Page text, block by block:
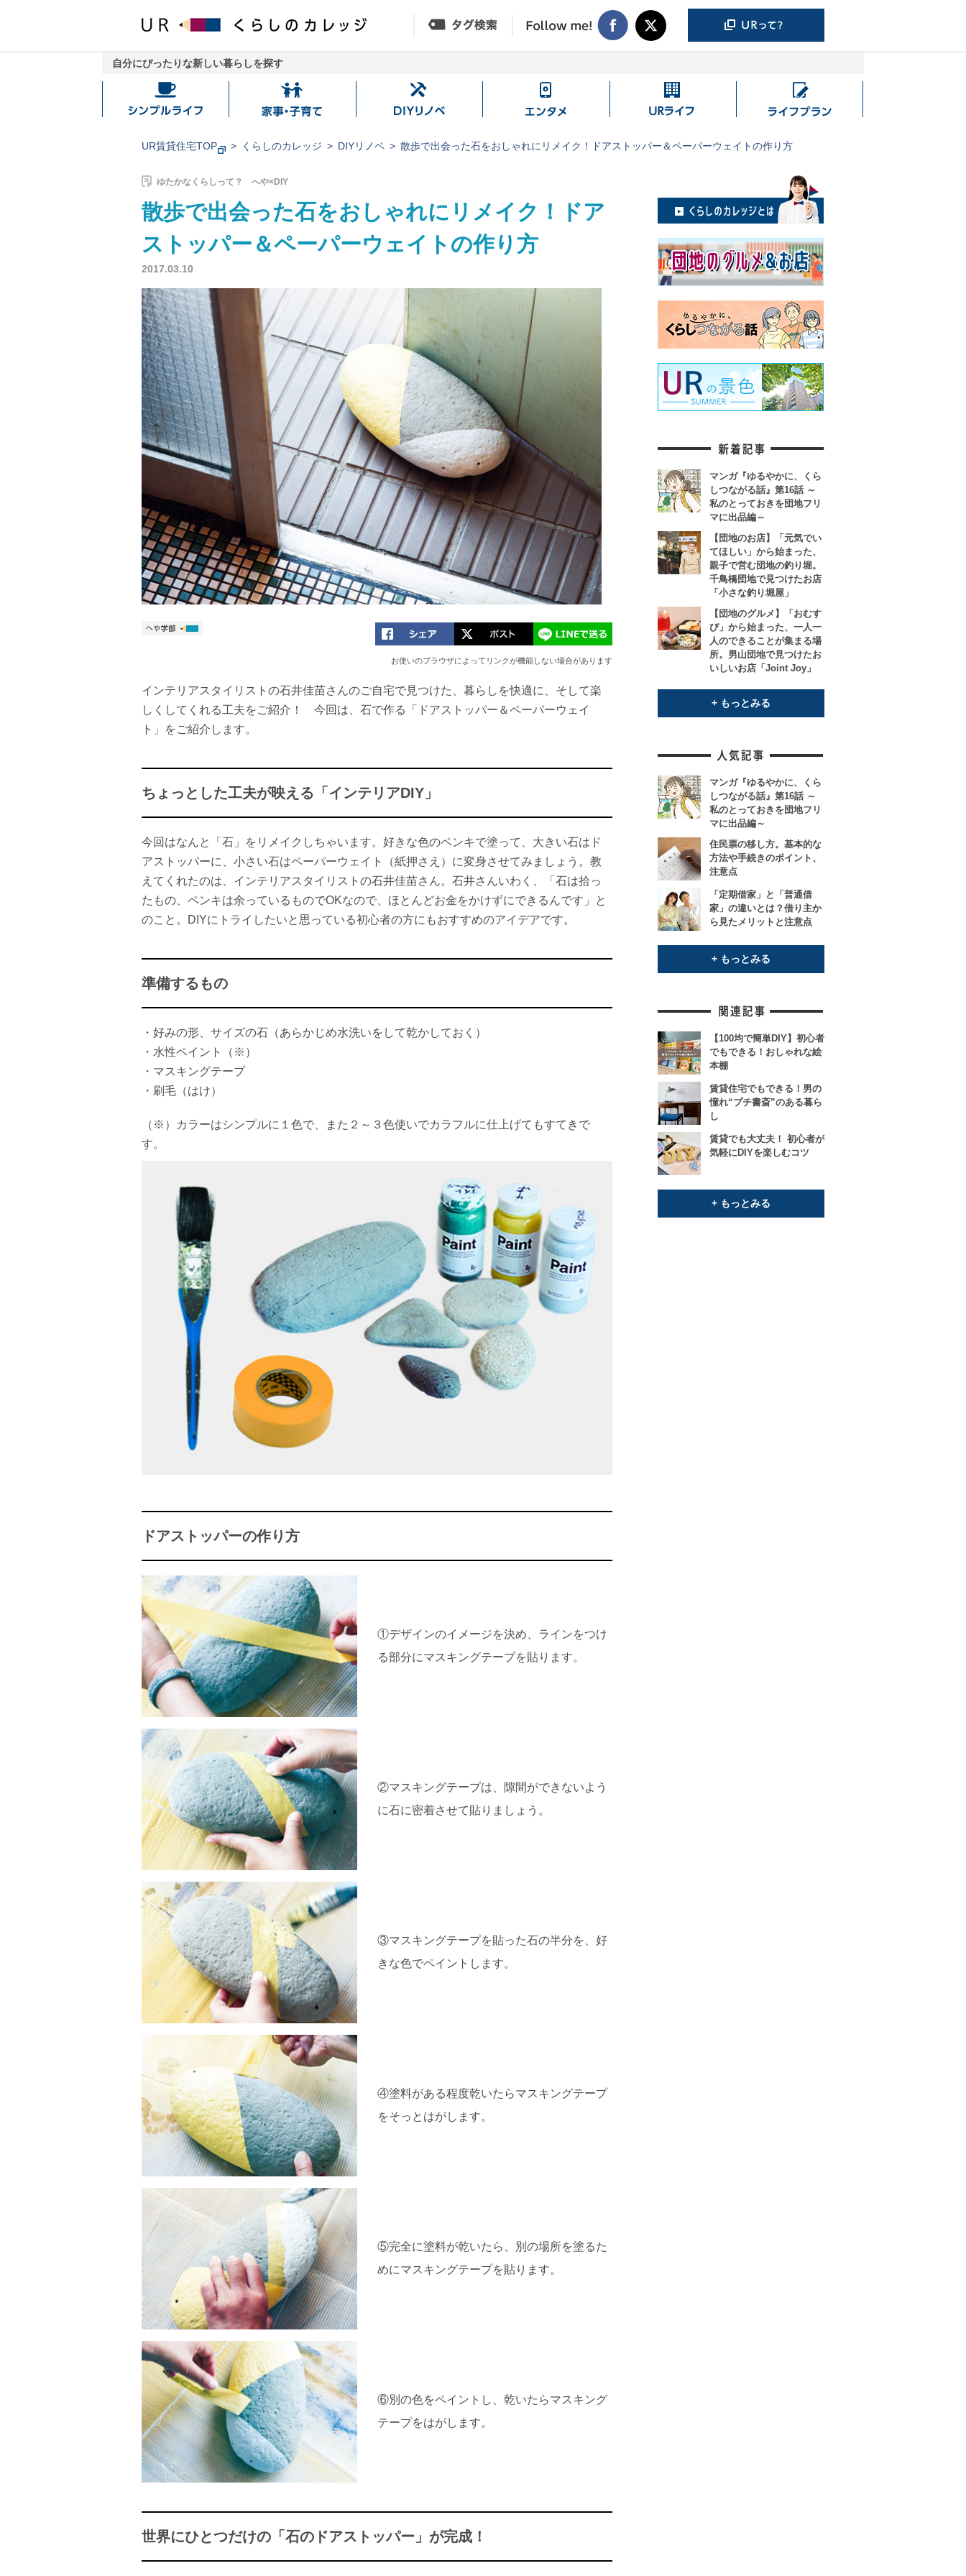
自分にぴったりな新しい暮らしを探す
シ
プ
フ
家
子
DIY
ノ
エ
タ
UR
イ
ラ
ラ
ン
UR賃貸住宅TOP くらしのカレッジ DIYリノベ 散歩で出会った石をおしゃれにリメイク！ドアストッパー＆ペーパーウェイトの作り方
ゆたかなくらしって？ へや×DIY
散歩で出会った石をおしゃれにリメイク！ドア
ストッパー＆ペーパーウェイトの作り方
2017.03.10
お使いのブラウザによってリンクが機能しない場合があります
インテリアスタイリストの石井佳苗さんのご自宅で見つけた、暮らしを快適に、そして楽
しくしてくれる工夫をご紹介！ 今回は、石で作る「ドアストッパー＆ペーパーウェイ
ト」をご紹介します。
ちょっとした工夫が映える「インテリアDIY」
今回はなんと「石」をリメイクしちゃいます。好きな色のペンキで塗って、大きい石はド
アストッパーに、小さい石はペーパーウェイト（紙押さえ）に変身させてみましょう。教
えてくれたのは、インテリアスタイリストの石井佳苗さん。石井さんいわく、「石は拾っ
たもの、ペンキは余っているものでOKなので、ほとんどお金をかけずにできるんです」と
のこと。DIYにトライしたいと思っている初心者の方にもおすすめのアイデアです。
準備するもの
・好みの形、サイズの石（あらかじめ水洗いをして乾かしておく）
・水性ペイント（※）
・マスキングテープ
・刷毛（はけ）
（※）カラーはシンプルに１色で、また２～３色使いでカラフルに仕上げてもすてきで
す。
ドアストッパーの作り方
①デザインのイメージを決め、ラインをつけ
る部分にマスキングテープを貼ります。
②マスキングテープは、隙間ができないよう
に石に密着させて貼りましょう。
③マスキングテープを貼った石の半分を、好
きな色でペイントします。
④塗料がある程度乾いたらマスキングテープ
をそっとはがします。
⑤完全に塗料が乾いたら、別の場所を塗るた
めにマスキングテープを貼ります。
⑥別の色をペイントし、乾いたらマスキング
テープをはがします。
世界にひとつだけの「石のドアストッパー」が完成！
マンガ『ゆるやかに、くら
しつながる話』第16話 ～
私のとっておきを団地フリ
マに出品編～
【団地のお店】「元気でい
てほしい」から始まった、
親子で営む団地の釣り堀。
千鳥橋団地で見つけたお店
「小さな釣り堀屋」
【団地のグルメ】「おむす
び」から始まった、一人一
人のできることが集まる場
所。男山団地で見つけたお
いしいお店「Joint Joy」
+ もっとみる
マンガ『ゆるやかに、くら
しつながる話』第16話 ～
私のとっておきを団地フリ
マに出品編～
住民票の移し方。基本的な
方法や手続きのポイント、
注意点
「定期借家」と「普通借
家」の違いとは？借り主か
ら見たメリットと注意点
+ もっとみる
【100均で簡単DIY】初心者
でもできる！おしゃれな絵
本棚
賃貸住宅でもできる！男の
憧れ“プチ書斎”のある暮ら
し
賃貸でも大丈夫！ 初心者が
気軽にDIYを楽しむコツ
+ もっとみる